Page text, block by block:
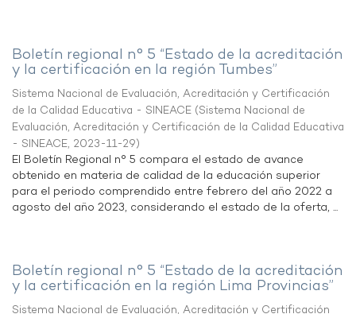
Boletín regional n° 5 “Estado de la acreditación
y la certificación en la región Tumbes”
Sistema Nacional de Evaluación, Acreditación y Certificación
de la Calidad Educativa - SINEACE (Sistema Nacional de
Evaluación, Acreditación y Certificación de la Calidad Educativa
- SINEACE, 2023-11-29)
El Boletín Regional n° 5 compara el estado de avance
obtenido en materia de calidad de la educación superior
para el periodo comprendido entre febrero del año 2022 a
agosto del año 2023, considerando el estado de la oferta, ...
Boletín regional n° 5 “Estado de la acreditación
y la certificación en la región Lima Provincias”
Sistema Nacional de Evaluación, Acreditación y Certificación